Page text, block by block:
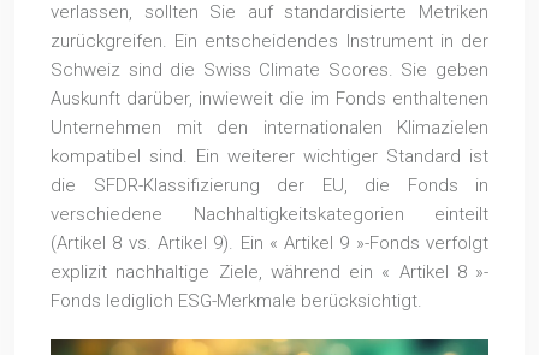
verlassen, sollten Sie auf standardisierte Metriken
zurückgreifen. Ein entscheidendes Instrument in der
Schweiz sind die Swiss Climate Scores. Sie geben
Auskunft darüber, inwieweit die im Fonds enthaltenen
Unternehmen mit den internationalen Klimazielen
kompatibel sind. Ein weiterer wichtiger Standard ist
die SFDR-Klassifizierung der EU, die Fonds in
verschiedene Nachhaltigkeitskategorien einteilt
(Artikel 8 vs. Artikel 9). Ein « Artikel 9 »-Fonds verfolgt
explizit nachhaltige Ziele, während ein « Artikel 8 »-
Fonds lediglich ESG-Merkmale berücksichtigt.